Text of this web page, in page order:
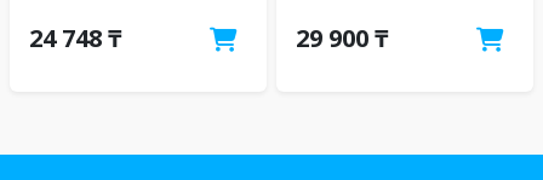
24 748 ₸ 29 900 ₸